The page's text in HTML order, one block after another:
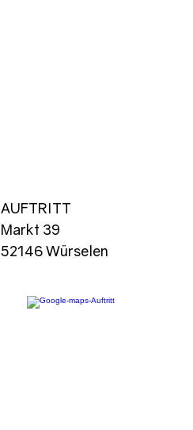
AUFTRITT
Markt 39
52146 Würselen